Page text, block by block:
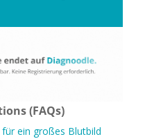
(FAQs)
ein großes Blutbild